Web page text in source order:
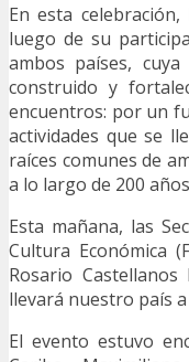
En esta
luego de su
ambos países,
construido y
encuentros: por un
actividades que se
raíces comunes de
a lo largo de 200
Esta mañana, las
Cultura Económica
Rosario
llevará nuestro país a
El evento estuvo